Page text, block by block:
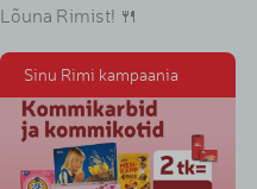
Lõuna Rimist! 🍴
Sinu Rimi kampaania